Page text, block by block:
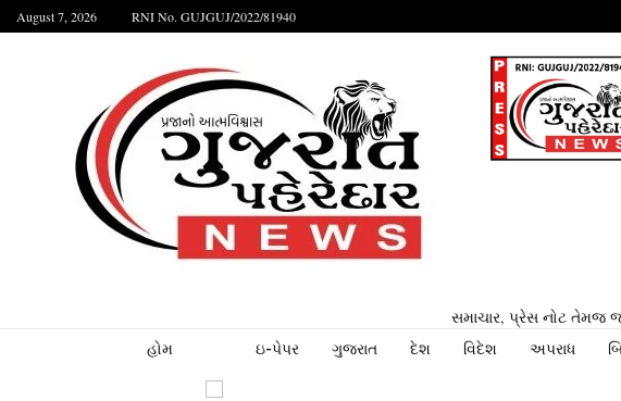
August 7, 2026 RNI No. GUJGUJ/2022/81940
સમાચાર, પ્રેસ નોટ તેમજ
હોમ ઇ-પેપર ગુજરાત દેશ વિદેશ અપરાધ